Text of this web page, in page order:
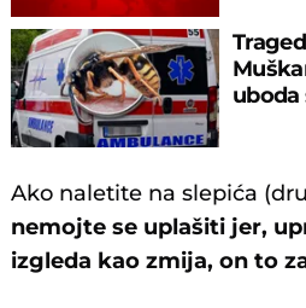
uboda
Ako naletite na slepića
nemojte se uplašiti jer,
izgleda kao zmija, on to